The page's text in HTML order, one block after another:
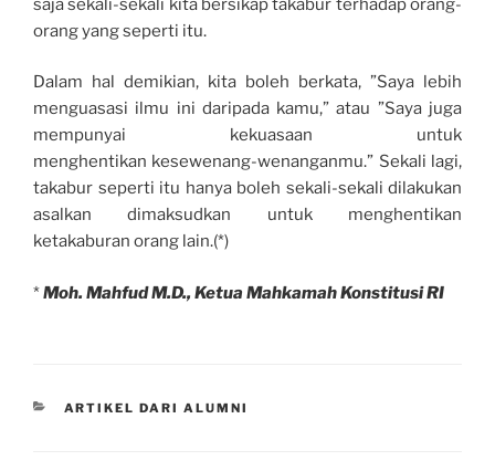
saja sekali-sekali kita bersikap takabur terhadap orang-
orang yang seperti itu.
Dalam hal demikian, kita boleh berkata, ”Saya lebih
menguasasi ilmu ini daripada kamu,” atau ”Saya juga
mempunyai kekuasaan untuk
menghentikan kesewenang-wenanganmu.” Sekali lagi,
takabur seperti itu hanya boleh sekali-sekali dilakukan
asalkan dimaksudkan untuk menghentikan
ketakaburan orang lain.(*)
*Moh. Mahfud M.D., Ketua Mahkamah Konstitusi RI
CATEGORIES
ARTIKEL DARI ALUMNI